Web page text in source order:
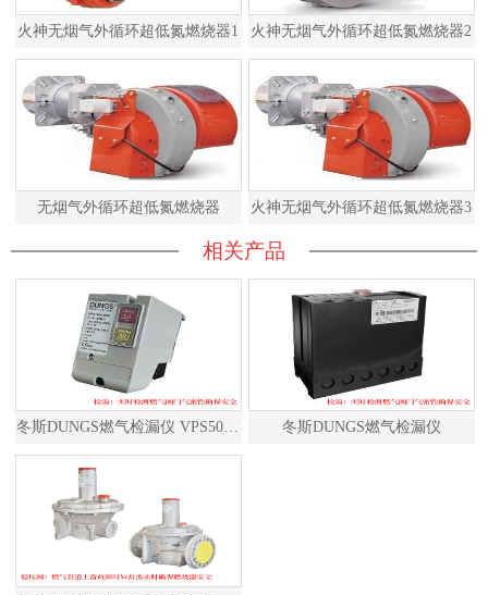
火神无烟气外循环超低氮燃烧器1 火神无烟气外循环超低氮燃烧器2
无烟气外循环超低氮燃烧器 火神无烟气外循环超低氮燃烧器3
相关产品
冬斯DUNGS燃气检漏仪